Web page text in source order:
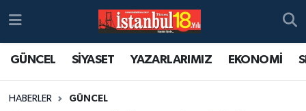
GÜNCEL SİYASET YAZARLARIMIZ EKONOMİ
HABERLER GÜNCEL